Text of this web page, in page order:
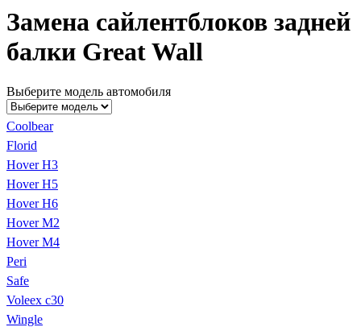
Замена сайлентблоков задней
балки Great Wall
Выберите модель автомобиля
Coolbear
Florid
Hover H3
Hover H5
Hover H6
Hover M2
Hover M4
Peri
Safe
Voleex c30
Wingle